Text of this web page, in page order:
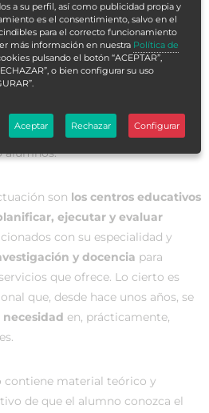
en diversos países del mundo
la promoción de la salud y
juegan un papel clave en la salud
que sirven paraprevenir
consecuencias
escolar es el profesional
los cuidados propiosde su
alumnos.
son los centros educativos
ejecutar y evaluar
con su especialidad y
y docencia para
que ofrece. Lo cierto es
que, desde hace unos años, se
necesidad en, prácticamente,
material teórico y
de que el alumno conozca el
a su perfil, así como publicidad propia y
es el consentimiento, salvo en el
para el correcto funcionamiento
más información en nuestra Política de
pulsando el botón “ACEPTAR”,
o bien configurar su uso
Aceptar Rechazar Configurar